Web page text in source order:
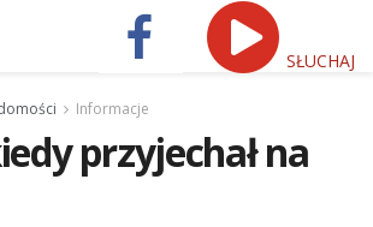
SŁUCHAJ
Informacje
przyjechał na